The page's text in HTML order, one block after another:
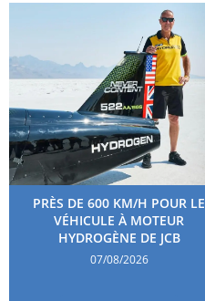
PRÈS DE 600 KM/H POUR LE
VÉHICULE À MOTEUR
HYDROGÈNE DE JCB
07/08/2026